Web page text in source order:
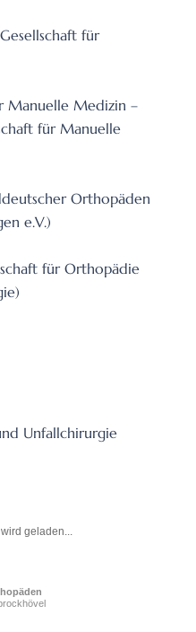
für
Manuelle Medizin –
für Manuelle
Orthopäden
e.V.)
für Orthopädie
Unfallchirurgie
geladen...